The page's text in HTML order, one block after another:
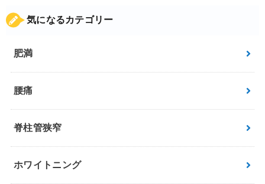
気になるカテゴリー
肥満
腰痛
脊柱管狭窄
ホワイトニング